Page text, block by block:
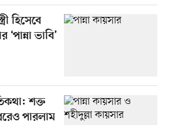
হিসেবে
ভাবি’
শক্ত
পারলাম